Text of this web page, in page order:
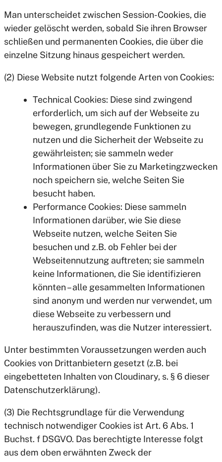
Man unterscheidet zwischen Session-Cookies, die
wieder gelöscht werden, sobald Sie ihren Browser
schließen und permanenten Cookies, die über die
einzelne Sitzung hinaus gespeichert werden.
(2) Diese Website nutzt folgende Arten von Cookies:
Technical Cookies: Diese sind zwingend
erforderlich, um sich auf der Webseite zu
bewegen, grundlegende Funktionen zu
nutzen und die Sicherheit der Webseite zu
gewährleisten; sie sammeln weder
Informationen über Sie zu Marketingzwecken
noch speichern sie, welche Seiten Sie
besucht haben.
Performance Cookies: Diese sammeln
Informationen darüber, wie Sie diese
Webseite nutzen, welche Seiten Sie
besuchen und z.B. ob Fehler bei der
Webseitennutzung auftreten; sie sammeln
keine Informationen, die Sie identifizieren
könnten – alle gesammelten Informationen
sind anonym und werden nur verwendet, um
diese Webseite zu verbessern und
herauszufinden, was die Nutzer interessiert.
Unter bestimmten Voraussetzungen werden auch
Cookies von Drittanbietern gesetzt (z.B. bei
eingebetteten Inhalten von Cloudinary, s. § 6 dieser
Datenschutzerklärung).
(3) Die Rechtsgrundlage für die Verwendung
technisch notwendiger Cookies ist Art. 6 Abs. 1
Buchst. f DSGVO. Das berechtigte Interesse folgt
aus dem oben erwähnten Zweck der